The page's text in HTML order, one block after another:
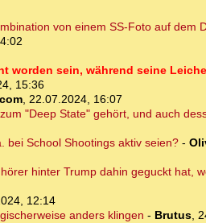
von einem SS-Foto auf dem
worden sein, während seine
15:36
, 22.07.2024, 16:07
"Deep State" gehört, und auch
bei School Shootings aktiv seien?-
hinter Trump dahin geguckt hat,
12:14
anders klingen - Brutus,